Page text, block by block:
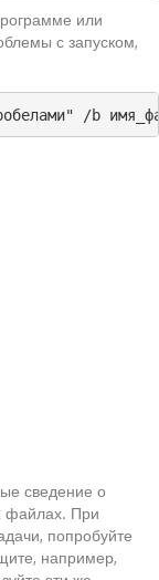
или
с запуском,
/b
сведение о
файлах. При
попробуйте
например,